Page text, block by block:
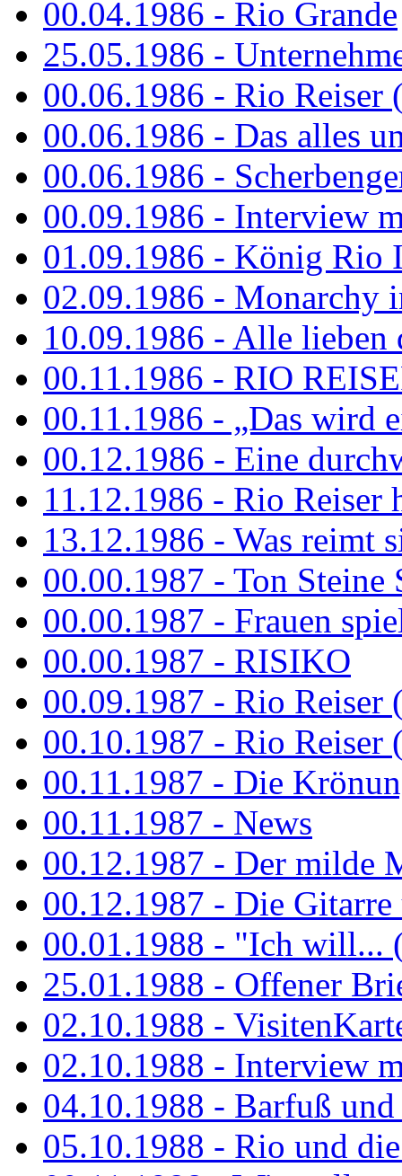
00.04.1986 - Rio Grande
25.05.1986 -
00.06.1986 - Rio Reiser
00.06.1986 - Das alles
00.06.1986 -
00.09.1986 - Interview
01.09.1986 - König Rio
02.09.1986 - Monarchy
10.09.1986 - Alle lieben
00.11.1986 - RIO
00.11.1986 - „Das wird
00.12.1986 - Eine
11.12.1986 - Rio Reiser
13.12.1986 - Was reimt
00.00.1987 - Ton Steine
00.00.1987 - Frauen
00.00.1987 - RISIKO
00.09.1987 - Rio Reiser
00.10.1987 - Rio Reiser
00.11.1987 - Die
00.11.1987 - News
00.12.1987 - Der milde
00.12.1987 - Die Gitarre
00.01.1988 - "Ich will...
25.01.1988 - Offener
02.10.1988 -
02.10.1988 - Interview
04.10.1988 - Barfuß und
05.10.1988 - Rio und